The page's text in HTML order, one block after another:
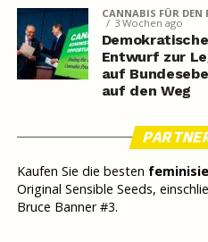
CANNABIS FÜR DEN
3 Wochen ago
Entwurf zur
auf
auf den Weg
Kaufen Sie die besten
Original Sensible Seeds,
Bruce Banner #3.